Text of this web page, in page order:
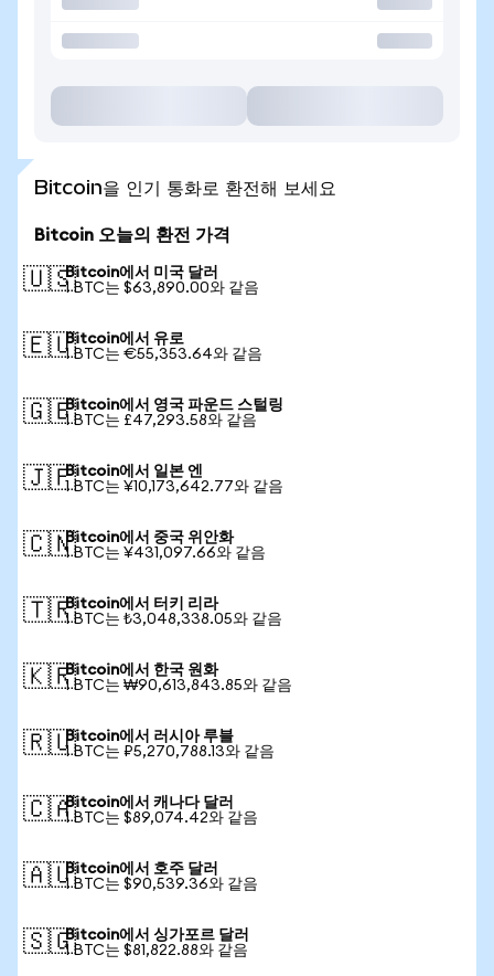
Bitcoin을 인기 통화로 환전해 보세요
Bitcoin 오늘의 환전 가격
🇺🇸Bitcoin에서 미국 달러
1 BTC는 $63,890.00와 같음
🇪🇺Bitcoin에서 유로
1 BTC는 €55,353.64와 같음
🇬🇧Bitcoin에서 영국 파운드 스털링
1 BTC는 £47,293.58와 같음
🇯🇵Bitcoin에서 일본 엔
1 BTC는 ¥10,173,642.77와 같음
🇨🇳Bitcoin에서 중국 위안화
1 BTC는 ¥431,097.66와 같음
🇹🇷Bitcoin에서 터키 리라
1 BTC는 ₺3,048,338.05와 같음
🇰🇷Bitcoin에서 한국 원화
1 BTC는 ₩90,613,843.85와 같음
🇷🇺Bitcoin에서 러시아 루블
1 BTC는 ₽5,270,788.13와 같음
🇨🇦Bitcoin에서 캐나다 달러
1 BTC는 $89,074.42와 같음
🇦🇺Bitcoin에서 호주 달러
1 BTC는 $90,539.36와 같음
🇸🇬Bitcoin에서 싱가포르 달러
1 BTC는 $81,822.88와 같음